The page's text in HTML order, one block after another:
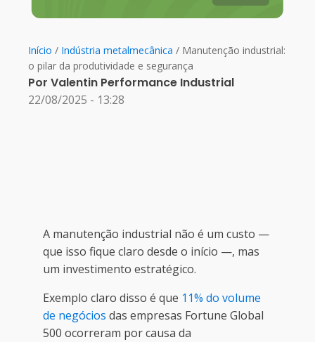
Início / Indústria metalmecânica / Manutenção industrial:
o pilar da produtividade e segurança
PorValentin Performance Industrial
22/08/2025 - 13:28
A manutenção industrial não é um custo —
que isso fique claro desde o início —, mas
um investimento estratégico.
Exemplo claro disso é que 11% do volume
de negócios das empresas Fortune Global
500 ocorreram por causa da